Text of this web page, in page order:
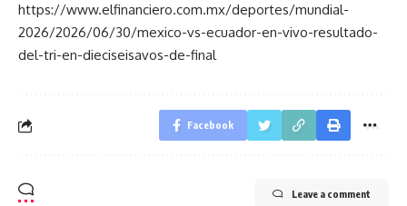
https://www.elfinanciero.com.mx/deportes/mundial-
2026/2026/06/30/mexico-vs-ecuador-en-vivo-resultado-
del-tri-en-dieciseisavos-de-final
Facebook
Leave a comment